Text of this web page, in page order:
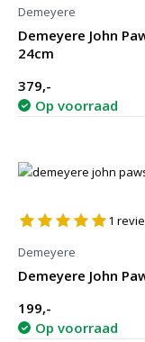
Demeyere
Demeyere John
24cm
379,-
Op voorraad
1
Demeyere
Demeyere John
199,-
Op voorraad